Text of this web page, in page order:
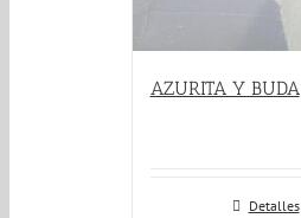
AZURITA Y BUDA
Detalles